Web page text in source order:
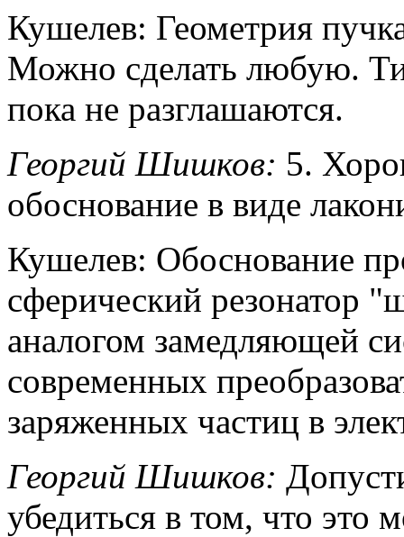
Кушелев: Геометрия
Можно сделать любую.
пока не разглашаются.
Георгий Шишков: 5.
обоснование в виде
Кушелев: Обоснование
сферический резонатор
аналогом замедляющей
современных
заряженных частиц в
Георгий Шишков:
убедиться в том, что это